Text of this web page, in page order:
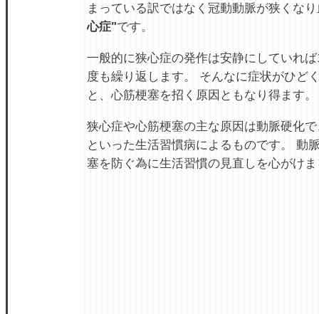
まっている訳ではなく冠動動脈が狭くな
心症"です。
一般的に狭心症の発作は安静にしていれ
度も繰り返します。 そんなに症状がひど
と、心筋梗塞を招く原因ともなり得ます。
狭心症や心筋梗塞の主な原因は動脈硬化
といった生活習慣病によるものです。 動
塞を防ぐ為に生活習慣の見直しを心がけ